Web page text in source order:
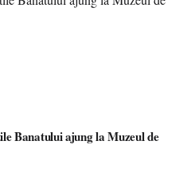
Banatului ajung la Muzeul de